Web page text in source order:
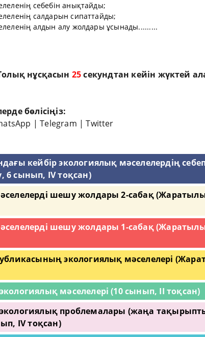
себебін анықтайды;
салдарын сипаттайды;
алдын алу жолдары ұсынады.........
нұсқасын 24секундтан кейін жүктей
бөлісіңіз:
|Telegram |Twitter
кейбір экологиялық мәселелердің
6 сынып, IV тоқсан)
шешу жолдары 2-сабақ
шешу жолдары 1-сабақ
экологиялық мәселелері
мәселелері (10 сынып, II тоқсан)
проблемалары (жаңа
IV тоқсан)